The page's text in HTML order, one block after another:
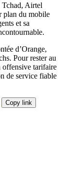
Airtel
plan du mobile
et sa
d’Orange,
Pour rester au
offensive tarifaire
de service fiable
Copy link